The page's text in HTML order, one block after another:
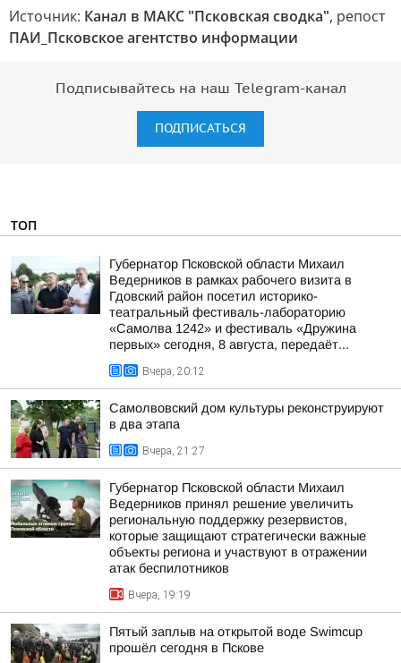
Источник: Канал в МАКС "Псковская сводка", репост
ПАИ_Псковское агентство информации
Подписывайтесь на наш Telegram-канал
ПОДПИСАТЬСЯ
ТОП
Губернатор Псковской области Михаил
Ведерников в рамках рабочего визита в
Гдовский район посетил историко-
театральный фестиваль-лабораторию
«Самолва 1242» и фестиваль «Дружина
первых» сегодня, 8 августа, передаёт...
Вчера, 20:12
Самолвовский дом культуры реконструируют
в два этапа
Вчера, 21:27
Губернатор Псковской области Михаил
Ведерников принял решение увеличить
региональную поддержку резервистов,
которые защищают стратегически важные
объекты региона и участвуют в отражении
атак беспилотников
Вчера, 19:19
Пятый заплыв на открытой воде Swimcup
прошёл сегодня в Пскове